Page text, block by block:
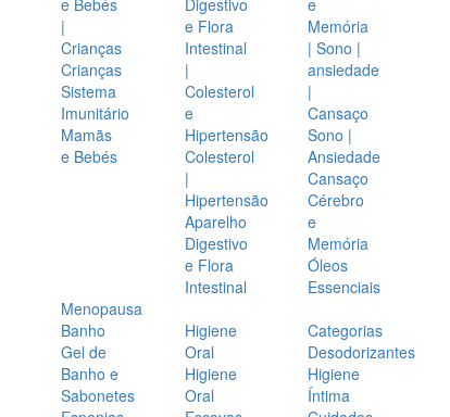
|
Crianças
Crianças
Sistema
Imunitário
Mamãs
e Bebés
e Flora
Intestinal
|
Colesterol
e
Hipertensão
Colesterol
|
Hipertensão
Aparelho
Digestivo
e Flora
Intestinal
Memória
| Sono |
ansiedade
|
Cansaço
Sono |
Ansiedade
Cansaço
Cérebro
e
Memória
Óleos
Essenciais
Menopausa
Banho
Gel de
Banho e
Sabonetes
Higiene
Oral
Higiene
Oral
Categorias
Desodorizantes
Higiene
Íntima